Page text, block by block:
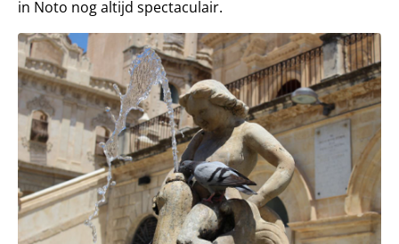
in Noto nog altijd spectaculair.